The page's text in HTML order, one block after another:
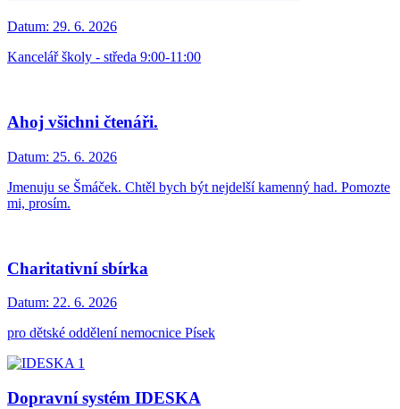
Datum: 29. 6. 2026
Kancelář školy - středa 9:00-11:00
Ahoj všichni čtenáři.
Datum: 25. 6. 2026
Jmenuju se Šmáček. Chtěl bych být nejdelší kamenný had. Pomozte
mi, prosím.
Charitativní sbírka
Datum: 22. 6. 2026
pro dětské oddělení nemocnice Písek
Dopravní systém IDESKA